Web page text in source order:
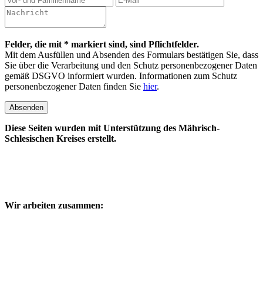
Felder, die mit * markiert sind, sind Pflichtfelder.
Mit dem Ausfüllen und Absenden des Formulars bestätigen Sie, dass
Sie über die Verarbeitung und den Schutz personenbezogener Daten
gemäß DSGVO informiert wurden. Informationen zum Schutz
personenbezogener Daten finden Sie hier.
Absenden
Diese Seiten wurden mit Unterstützung des Mährisch-
Schlesischen Kreises erstellt.
Wir arbeiten zusammen: